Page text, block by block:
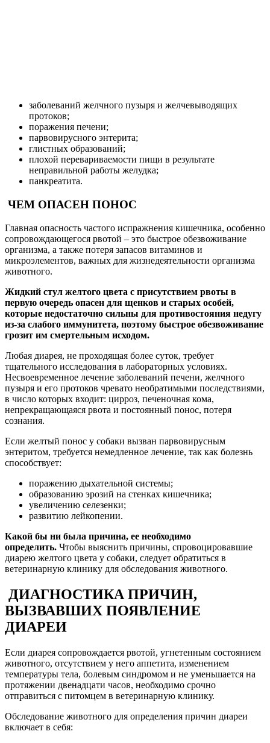
заболеваний желчного пузыря и желчевыводящих
протоков;
поражения печени;
парвовирусного энтерита;
глистных образований;
плохой перевариваемости пищи в результате
неправильной работы желудка;
панкреатита.
ЧЕМ ОПАСЕН ПОНОС
Главная опасность частого испражнения кишечника, особенно
сопровождающегося рвотой – это быстрое обезвоживание
организма, а также потеря запасов витаминов и
микроэлементов, важных для жизнедеятельности организма
животного.
Жидкий стул желтого цвета с присутствием рвоты в
первую очередь опасен для щенков и старых особей,
которые недостаточно сильны для противостояния недугу
из-за слабого иммунитета, поэтому быстрое обезвоживание
грозит им смертельным исходом.
Любая диарея, не проходящая более суток, требует
тщательного исследования в лабораторных условиях.
Несвоевременное лечение заболеваний печени, желчного
пузыря и его протоков чревато необратимыми последствиями,
в число которых входит: цирроз, печеночная кома,
непрекращающаяся рвота и постоянный понос, потеря
сознания.
Если желтый понос у собаки вызван парвовирусным
энтеритом, требуется немедленное лечение, так как болезнь
способствует:
поражению дыхательной системы;
образованию эрозий на стенках кишечника;
увеличению селезенки;
развитию лейкопении.
Какой бы ни была причина, ее необходимо
определить. Чтобы выяснить причины, спровоцировавшие
диарею желтого цвета у собаки, следует обратиться в
ветеринарную клинику для обследования животного.
ДИАГНОСТИКА ПРИЧИН,
ВЫЗВАВШИХ ПОЯВЛЕНИЕ
ДИАРЕИ
Если диарея сопровождается рвотой, угнетенным состоянием
животного, отсутствием у него аппетита, изменением
температуры тела, болевым синдромом и не уменьшается на
протяжении двенадцати часов, необходимо срочно
отправиться с питомцем в ветеринарную клинику.
Обследование животного для определения причин диареи
включает в себя: